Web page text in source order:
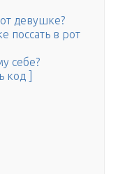
девушке?
поссать в рот
себе?
]